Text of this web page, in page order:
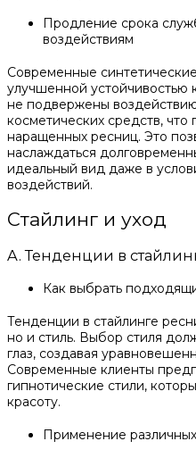
Продление срока
воздействиям
Современные
улучшенной
не подвержены
косметических средств,
наращенных ресниц. Это
наслаждаться
идеальный вид даже в
воздействий.
Стайлинг и уход
A. Тенденции в
Как выбрать
Тенденции в стайлинге
но и стиль. Выбор стиля
глаз, создавая
Современные клиенты
гипнотические стили,
красоту.
Применение различных